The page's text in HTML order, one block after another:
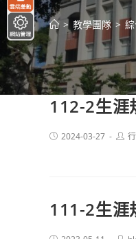
> 教學團隊 >
112-2生涯
Post2024-03-27
Post
111-2生涯